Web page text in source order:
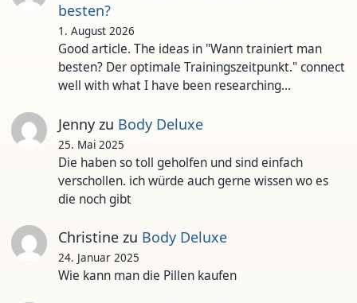
besten?
1. August 2026
Good article. The ideas in "Wann trainiert man
besten? Der optimale Trainingszeitpunkt." connect
well with what I have been researching…
Jennyzu Body Deluxe
25. Mai 2025
Die haben so toll geholfen und sind einfach
verschollen. ich würde auch gerne wissen wo es
die noch gibt
Christinezu Body Deluxe
24. Januar 2025
Wie kann man die Pillen kaufen